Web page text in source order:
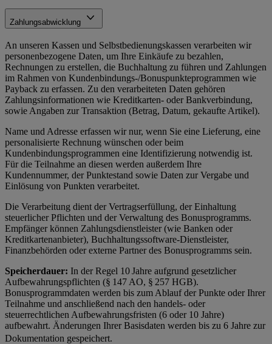
Zahlungsabwicklung
An unseren Kassen und Selbstbedienungskassen verarbeiten wir
personenbezogene Daten, um Ihre Einkäufe zu bezahlen,
Rechnungen zu erstellen, die Buchhaltung zu führen und Zahlungen
im Rahmen von Kundenbindungs-/Bonuspunkteprogrammen wie
Payback zu erfassen. Zu den verarbeiteten Daten gehören
Zahlungsinformationen wie Kreditkarten- oder Bankverbindung,
sowie Angaben zur Transaktion (Betrag, Datum, gekaufte Artikel).
Name und Adresse erfassen wir nur, wenn Sie eine Lieferung, eine
personalisierte Rechnung wünschen oder beim
Kundenbindungsprogrammen eine Identifizierung notwendig ist.
Für die Teilnahme an diesen werden außerdem Ihre
Kundennummer, der Punktestand sowie Daten zur Vergabe und
Einlösung von Punkten verarbeitet.
Die Verarbeitung dient der Vertragserfüllung, der Einhaltung
steuerlicher Pflichten und der Verwaltung des Bonusprogramms.
Empfänger können Zahlungsdienstleister (wie Banken oder
Kreditkartenanbieter), Buchhaltungssoftware-Dienstleister,
Finanzbehörden oder externe Partner des Bonusprogramms sein.
Speicherdauer: In der Regel 10 Jahre aufgrund gesetzlicher
Aufbewahrungspflichten (§ 147 AO, § 257 HGB).
Bonusprogrammdaten werden bis zum Ablauf der Punkte oder Ihrer
Teilnahme und anschließend nach den handels- oder
steuerrechtlichen Aufbewahrungsfristen (6 oder 10 Jahre)
aufbewahrt. Änderungen Ihrer Basisdaten werden bis zu 6 Jahre zur
Dokumentation gespeichert.